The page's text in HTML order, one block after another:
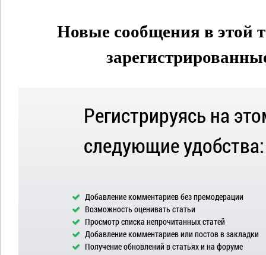
Новые сообщения в этой
Регистрируясь на
следующие удобства:
Добавление комментариев без премодерации
Возможность оценивать статьи
Просмотр списка непрочитанных статей
Добавление комментариев или постов в закладки
Получение обновлений в статьях и на форуме